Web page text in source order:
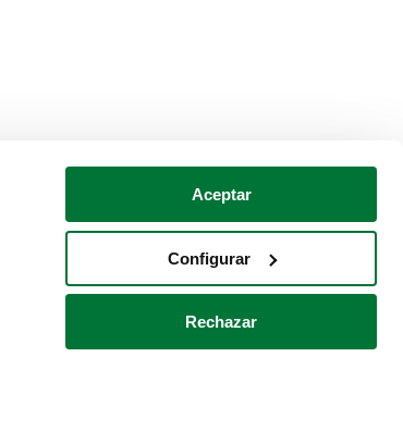
Aceptar
Configurar
Rechazar